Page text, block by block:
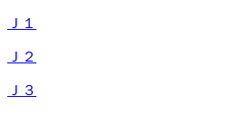
Ｊ１
Ｊ２
Ｊ３